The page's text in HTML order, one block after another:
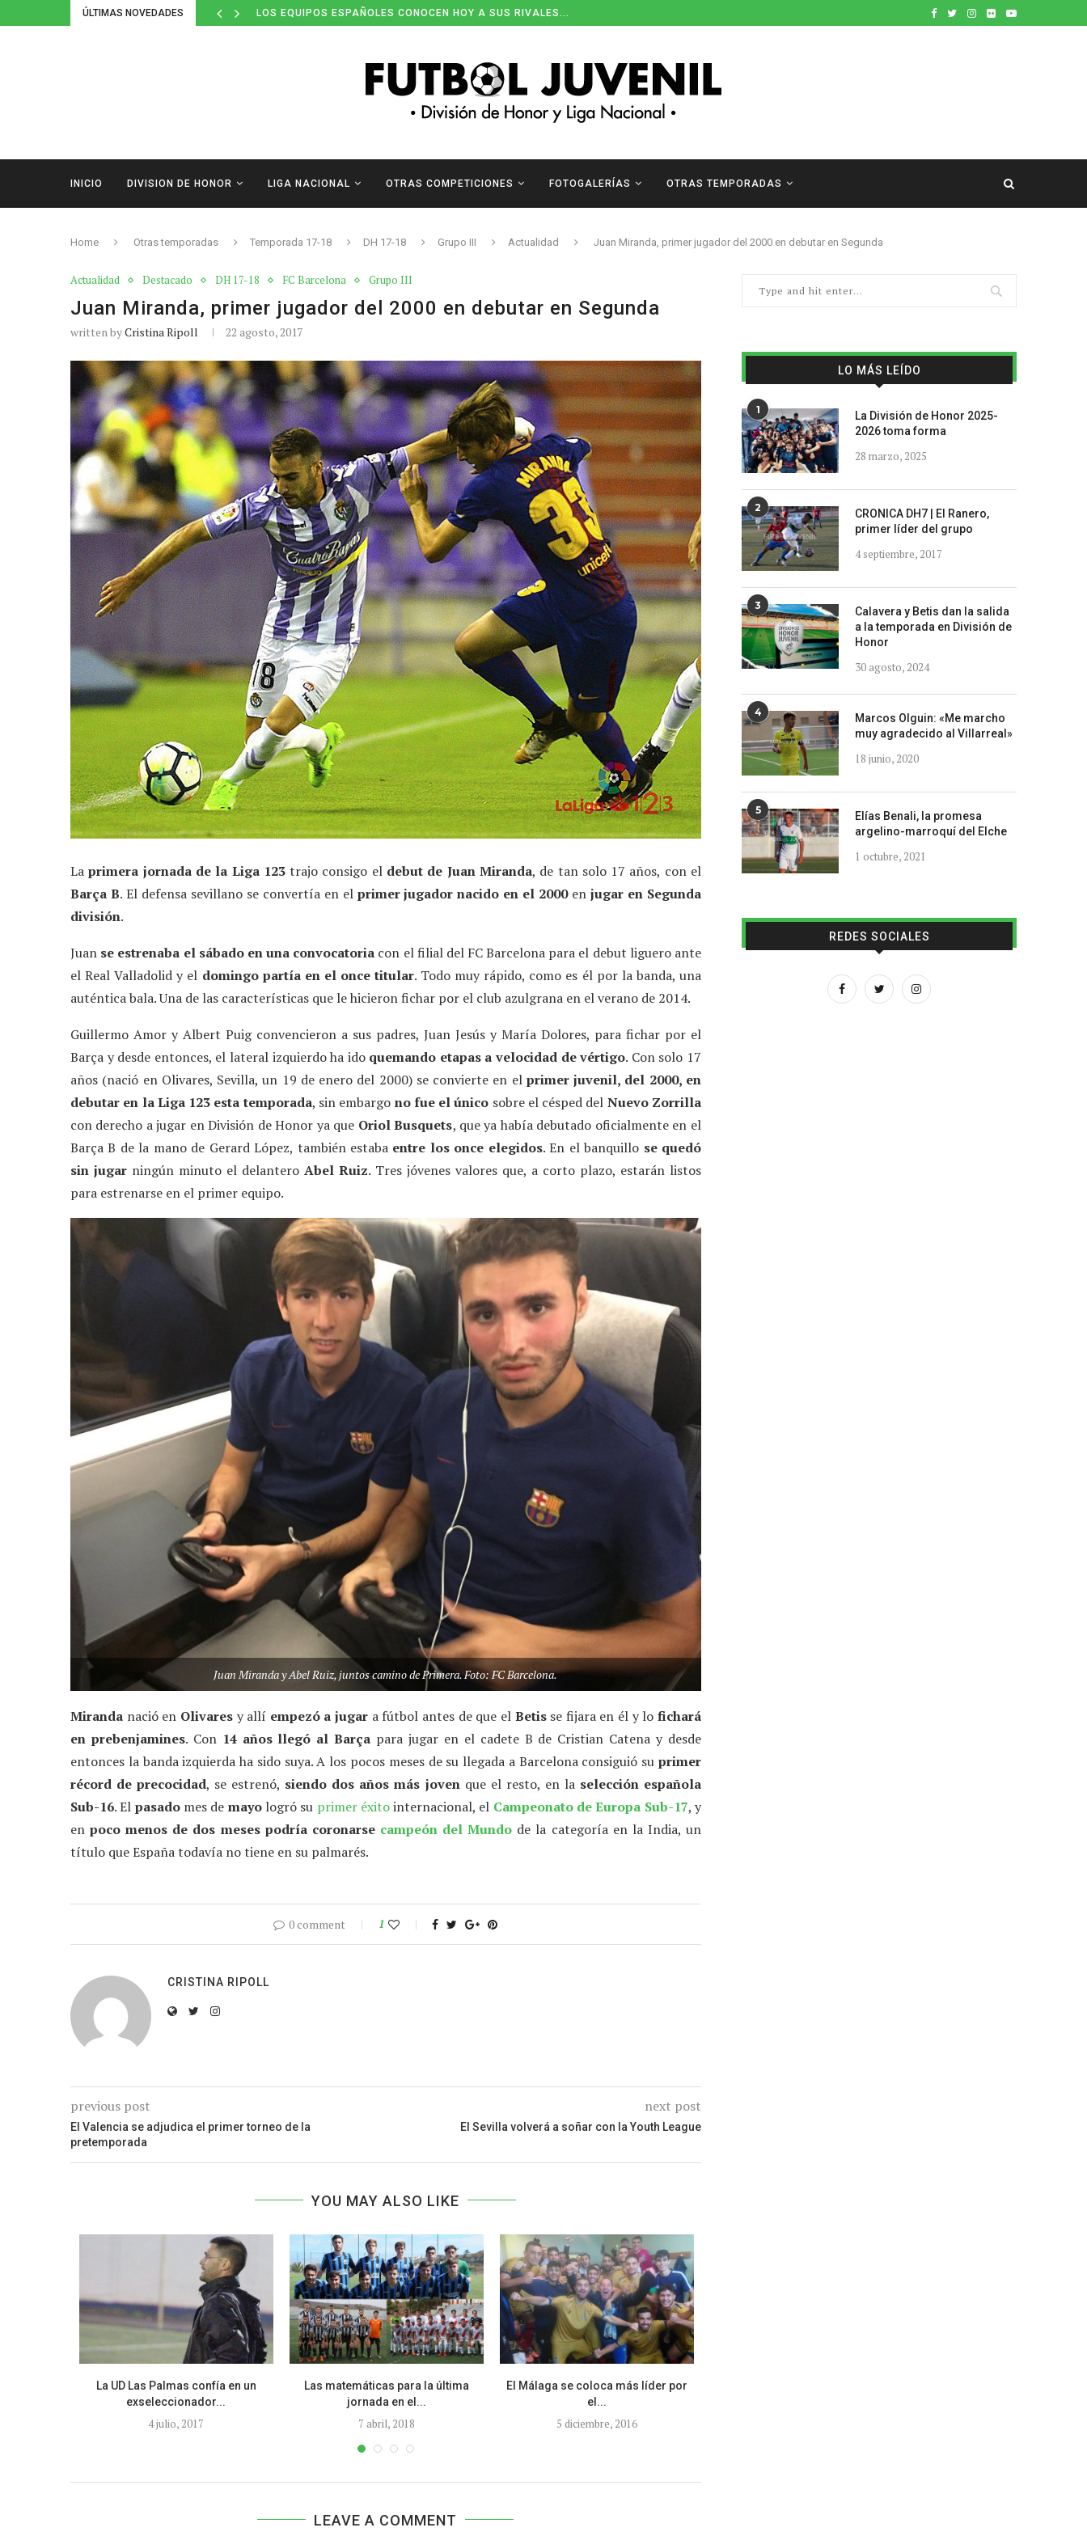
ÚLTIMAS NOVEDADES
DEFINIDOS LOS CALENDARIOS DE DIVISIÓN DE HONOR
INICIO DIVISION DE HONOR LIGA NACIONAL OTRAS COMPETICIONES FOTOGALERÍAS OTRAS TEMPORADAS
Home Otras temporadas Temporada 17-18 DH 17-18 Grupo III Actualidad Juan Miranda, primer jugador del 2000 en debutar en Segunda
Actualidad Destacado DH 17-18 FC Barcelona Grupo III
Juan Miranda, primer jugador del 2000 en debutar en Segunda
written byCristina Ripoll 22 agosto, 2017
Laprimera jornada de la Liga 123trajo consigo el debut de Juan Miranda, de tan solo 17 años, con el
Barça B. El defensa sevillano se convertía en el primer jugador nacido en el 2000enjugar en Segunda
división.
Juan se estrenaba el sábado en una convocatoria con el filial del FC Barcelona para el debut liguero ante
el Real Valladolid y el domingo partía en el once titular. Todo muy rápido, como es él por la banda, una
auténtica bala. Una de las características que le hicieron fichar por el club azulgrana en el verano de 2014.
Guillermo Amor y Albert Puig convencieron a sus padres, Juan Jesús y María Dolores, para fichar por el
Barça y desde entonces, el lateral izquierdo ha ido quemando etapas a velocidad de vértigo. Con solo 17
años (nació en Olivares, Sevilla, un 19 de enero del 2000) se convierte en el primer juvenil, del 2000, en
debutar en la Liga 123 esta temporada, sin embargo no fue el único sobre el césped del Nuevo Zorrilla
con derecho a jugar en División de Honor ya que Oriol Busquets, que ya había debutado oficialmente en el
Barça B de la mano de Gerard López, también estaba entre los once elegidos. En el banquillo se quedó
sin jugar ningún minuto el delantero Abel Ruiz. Tres jóvenes valores que, a corto plazo, estarán listos
para estrenarse en el primer equipo.
Juan Miranda y Abel Ruiz, juntos camino de Primera. Foto: FC Barcelona.
Miranda nació en Olivaresy allí empezó a jugar a fútbol antes de que el Betisse fijara en él y lofichará
en prebenjamines. Con 14 años llegó al Barça para jugar en el cadete B de Cristian Catena y desde
entonces la banda izquierda ha sido suya. A los pocos meses de su llegada a Barcelona consiguió su primer
récord de precocidad, se estrenó, siendo dos años más jovenque el resto, en la selección española
Sub-16. El pasadomes de mayologró su primer éxitointernacional, el Campeonato de Europa Sub-17, y
enpoco menos de dos meses podría coronarse campeón del Mundo de la categoría en la India, un
título que España todavía no tiene en su palmarés.
0 comment 1
CRISTINA RIPOLL
previous post
El Valencia se adjudica el primer torneo de la
pretemporada
next post
El Sevilla volverá a soñar con la Youth League
YOU MAY ALSO LIKE
La UD Las Palmas confía en un
exseleccionador...
4 julio, 2017
Las matemáticas para la última
jornada en el...
7 abril, 2018
El Málaga se coloca más líder por
el...
5 diciembre, 2016
LEAVE A COMMENT
LO MÁS LEÍDO
1
La División de Honor 2025-
2026 toma forma
28 marzo, 2025
2
CRONICA DH7 | El Ranero,
primer líder del grupo
4 septiembre, 2017
3
Calavera y Betis dan la salida
a la temporada en División de
Honor
30 agosto, 2024
4
Marcos Olguin: «Me marcho
muy agradecido al Villarreal»
18 junio, 2020
5
Elías Benali, la promesa
argelino-marroquí del Elche
1 octubre, 2021
REDES SOCIALES